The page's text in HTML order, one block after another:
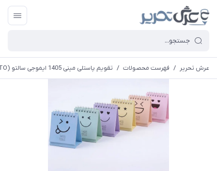
عرش تحریر / فهرست محصولات / تقویم پاستلی مینی 1405 ایموجی سالتو (SALTO)